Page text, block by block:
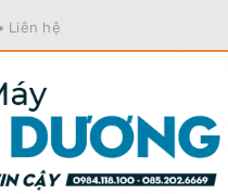
Liên hệ